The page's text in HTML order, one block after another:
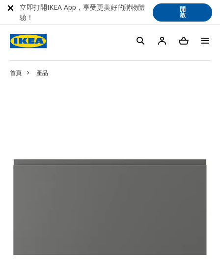
首頁 產品
立即打開IKEA App，享受更美好的購物體
驗！
開
啟